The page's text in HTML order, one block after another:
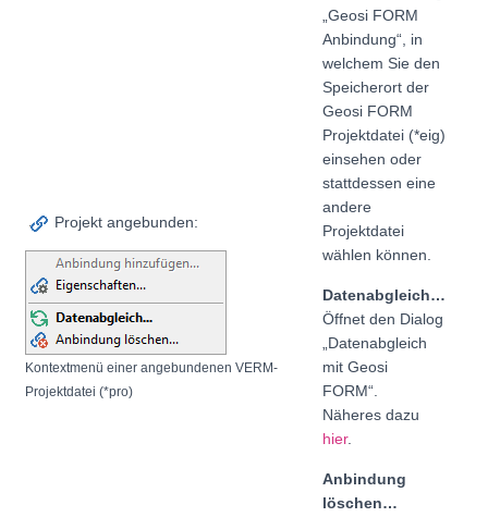
Projekt angebunden:
Kontextmenü einer angebundenen VERM-
Projektdatei (*pro)
„Geosi FORM
Anbindung“, in
welchem Sie den
Speicherort der
Geosi FORM
Projektdatei (*eig)
einsehen oder
stattdessen eine
andere
Projektdatei
wählen können.
Datenabgleich…
Öffnet den Dialog
„Datenabgleich
mit Geosi
FORM“.
Näheres dazu
hier.
Anbindung
löschen…